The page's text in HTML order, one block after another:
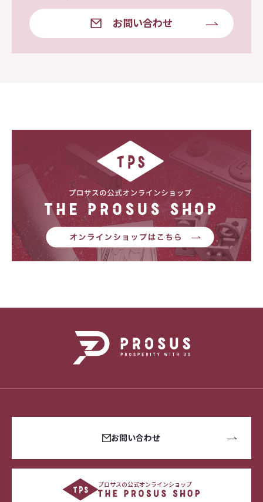
お問い合わせ
お問い合わせ
プロサスの公式オンラインショップ